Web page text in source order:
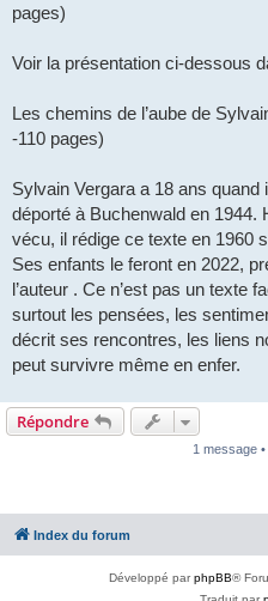
pages)
Voir la présentation ci-dessous
Les chemins de l’aube de
-110 pages)
Sylvain Vergara a 18 ans
déporté à Buchenwald en 1944.
vécu, il rédige ce texte en 1960
Ses enfants le feront en 2022,
l’auteur . Ce n’est pas un texte
surtout les pensées, les
décrit ses rencontres, les liens
peut survivre même en enfer.
Répondre
1 message
Index du forum
Développé parphpBB®